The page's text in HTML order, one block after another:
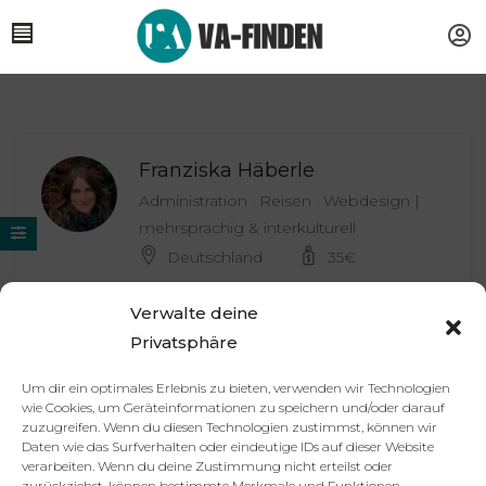
Verwalte deine
Privatsphäre
Um dir ein optimales Erlebnis zu bieten, verwenden wir Technologien
wie Cookies, um Geräteinformationen zu speichern und/oder darauf
zuzugreifen. Wenn du diesen Technologien zustimmst, können wir
Daten wie das Surfverhalten oder eindeutige IDs auf dieser Website
verarbeiten. Wenn du deine Zustimmung nicht erteilst oder
Franziska Häberle
Administration · Reisen · Webdesign |
mehrsprachig & interkulturell
Deutschland
35€
© 2025 va-finden.de – Alle Rechte vorbehalten.
Kontakt
Virtuelle Assistenz & Freelancer